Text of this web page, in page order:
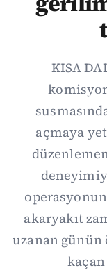
KISA
açmaya
akaryakıt
uzanan günün